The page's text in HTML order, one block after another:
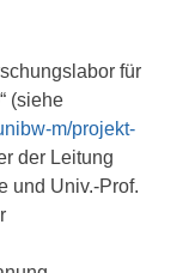
für
(siehe
m/projekt-
der Leitung
und Univ.-Prof.